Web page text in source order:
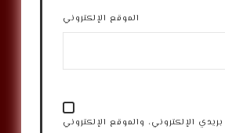
الموقع الإلكتروني
الإلكتروني، والموقع الإلكتروني